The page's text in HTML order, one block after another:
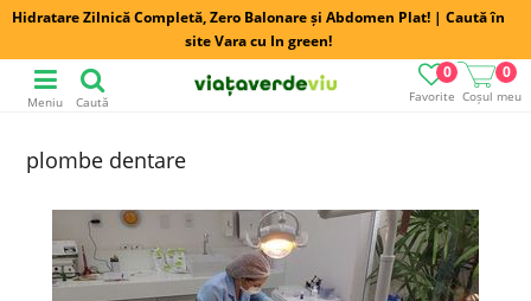
Hidratare Zilnică Completă, Zero Balonare și Abdomen Plat! | Caută în
site Vara cu In green!
Favorite
0
Coșul meu
0
Meniu Caută
plombe dentare